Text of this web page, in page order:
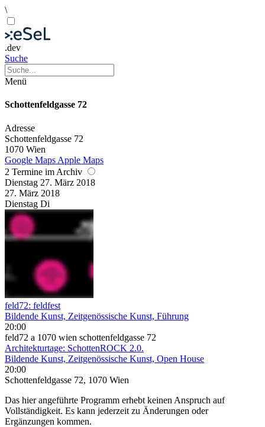
\
.dev
Suche
Menü
Schottenfeldgasse 72
Adresse
Schottenfeldgasse 72
1070 Wien
Google Maps Apple Maps
2 Termine im Archiv
Dienstag 27. März 2018
27. März 2018
Dienstag Di
feld72: feldfest
Bildende Kunst, Zeitgenössische Kunst, Führung
20:00
feld72 a 1070 wien schottenfeldgasse 72
Architekturtage: SchottenROCK 2.0.
Bildende Kunst, Zeitgenössische Kunst, Open House
20:00
Schottenfeldgasse 72, 1070 Wien
Das hier angeführte Programm erhebt keinen Anspruch auf
Vollständigkeit. Es kann jederzeit zu Änderungen oder
Ergänzungen kommen.